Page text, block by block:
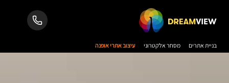
בניית אתרים מסחר אלקטרוני עיצוב אתרי אופנה